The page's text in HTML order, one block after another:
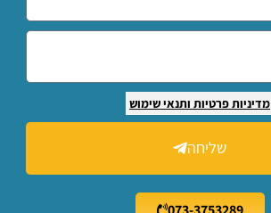
מדיניות פרטיות ותנאי שימוש
שליחה